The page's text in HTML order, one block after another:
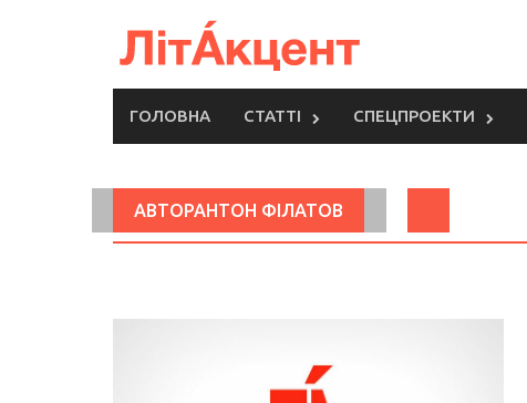
ГОЛОВНА СТАТТІ СПЕЦПРОЕКТИ
АВТОРАНТОН ФІЛАТОВ